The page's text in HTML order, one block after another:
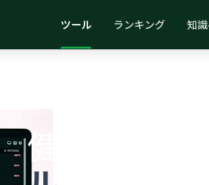
ツール ランキング 知
健康とウェ